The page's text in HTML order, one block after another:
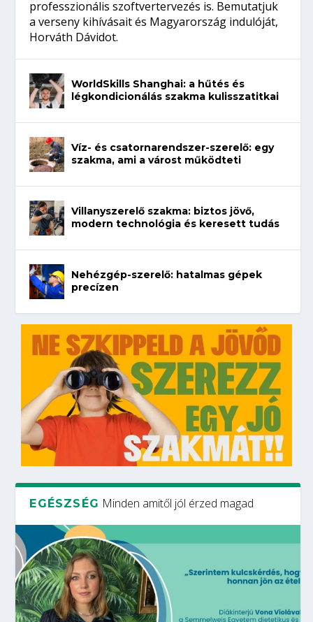
professzionális szoftvertervezés is. Bemutatjuk
a verseny kihívásait és Magyarország indulóját,
Horváth Dávidot.
WorldSkills Shanghai: a hűtés és
légkondicionálás szakma kulisszatitkai
Víz- és csatornarendszer-szerelő: egy
szakma, ami a várost működteti
Villanyszerelő szakma: biztos jövő,
modern technológia és keresett tudás
Nehézgép-szerelő: hatalmas gépek
precízen
EGÉSZSÉG Minden amitől jól érzed magad